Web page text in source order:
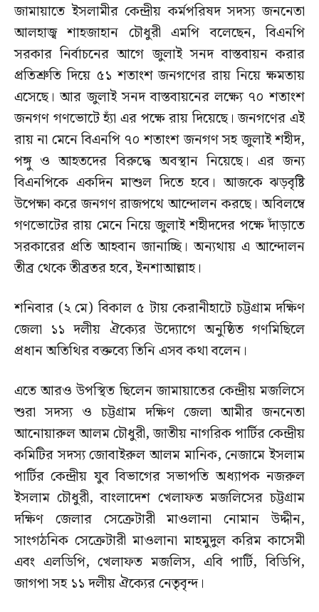
জামায়াতে ইসলামীর কেন্দ্রীয় কর্মপরিষদ সদস্য জননেতা
আলহাজ্ব শাহজাহান চৌধুরী এমপি বলেছেন, বিএনপি
সরকার নির্বাচনের আগে জুলাই সনদ বাস্তবায়ন করার
প্রতিশ্রুতি দিয়ে ৫১ শতাংশ জনগণের রায় নিয়ে ক্ষমতায়
এসেছে। আর জুলাই সনদ বাস্তবায়নের লক্ষ্যে ৭০ শতাংশ
জনগণ গণভোটে হ্যাঁ এর পক্ষে রায় দিয়েছে। জনগণের এই
রায় না মেনে বিএনপি ৭০ শতাংশ জনগণ সহ জুলাই শহীদ,
পঙ্গু ও আহতদের বিরুদ্ধে অবস্থান নিয়েছে। এর জন্য
বিএনপিকে একদিন মাশুল দিতে হবে। আজকে ঝড়বৃষ্টি
উপেক্ষা করে জনগণ রাজপথে আন্দোলন করছে। অবিলম্বে
গণভোটের রায় মেনে নিয়ে জুলাই শহীদদের পক্ষে দাঁড়াতে
সরকারের প্রতি আহবান জানাচ্ছি। অন্যথায় এ আন্দোলন
তীব্র থেকে তীব্রতর হবে, ইনশাআল্লাহ।
শনিবার (২ মে) বিকাল ৫ টায় কেরানীহাটে চট্টগ্রাম দক্ষিণ
জেলা ১১ দলীয় ঐক্যের উদ্যোগে অনুষ্ঠিত গণমিছিলে
প্রধান অতিথির বক্তব্যে তিনি এসব কথা বলেন।
এতে আরও উপস্থিত ছিলেন জামায়াতের কেন্দ্রীয় মজলিসে
শুরা সদস্য ও চট্টগ্রাম দক্ষিণ জেলা আমীর জননেতা
আনোয়ারুল আলম চৌধুরী, জাতীয় নাগরিক পার্টির কেন্দ্রীয়
কমিটির সদস্য জোবাইরুল আলম মানিক, নেজামে ইসলাম
পার্টির কেন্দ্রীয় যুব বিভাগের সভাপতি অধ্যাপক নজরুল
ইসলাম চৌধুরী, বাংলাদেশ খেলাফত মজলিসের চট্টগ্রাম
দক্ষিণ জেলার সেক্রেটারী মাওলানা নোমান উদ্দীন,
সাংগঠনিক সেক্রেটারী মাওলানা মাহমুদুল করিম কাসেমী
এবং এলডিপি, খেলাফত মজলিস, এবি পার্টি, বিডিপি,
জাগপা সহ ১১ দলীয় ঐক্যের নেতৃবৃন্দ।